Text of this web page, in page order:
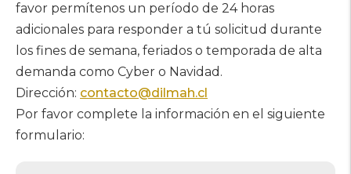
favor permítenos un período de 24 horas
adicionales para responder a tú solicitud durante
los fines de semana, feriados o temporada de alta
demanda como Cyber ​​o Navidad.
Dirección: contacto@dilmah.cl
Por favor complete la información en el siguiente
formulario: